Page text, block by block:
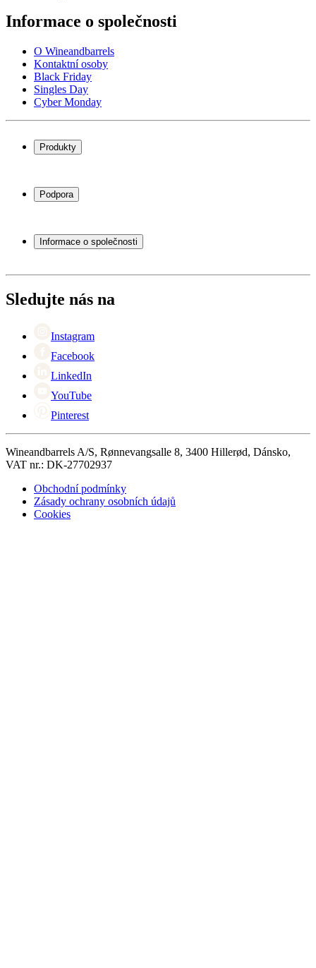
Informace o společnosti
O Wineandbarrels
Kontaktní osoby
Black Friday
Singles Day
Cyber Monday
Produkty
Stojany na víno
Vinný nábytek
Podpora
Servisní případ
Platba
Vrácení
Informace o společnosti
Black Friday
Singles Day
Sledujte nás na
Instagram
Facebook
LinkedIn
YouTube
Pinterest
Wineandbarrels A/S, Rønnevangsalle 8, 3400 Hillerød, Dánsko,
VAT nr.: DK-27702937
Obchodní podmínky
Zásady ochrany osobních údajů
Cookies